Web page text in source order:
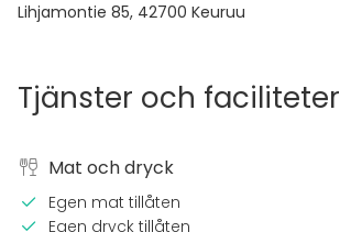
Lihjamontie 85, 42700 Keuruu
Tjänster och faciliteter
Mat och dryck
Egen mat tillåten
Egen dryck tillåten